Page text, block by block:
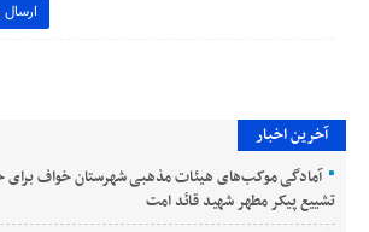
آخرین اخبار
آمادگی موکب‌های هیئات مذهبی شهرستان خواف
تشییع پیکر مطهر شهید قائد امت